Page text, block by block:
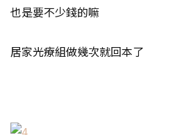
也是要不少錢的嘛
居家光療組做幾次就回本了